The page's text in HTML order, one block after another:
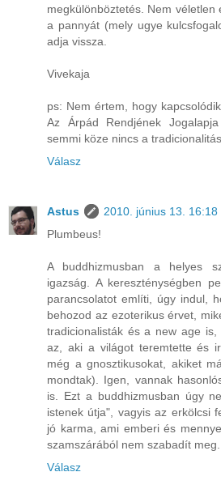
megkülönböztetés. Nem
a pannyát (mely ugye
adja vissza.
Vivekaja
ps: Nem értem, hogy
Az Árpád Rendjének
semmi köze nincs a
Válasz
Astus
2010. június 13. 16:18
Plumbeus!
A buddhizmusban a helyes
igazság. A kereszténységben
parancsolatot említi, úgy indul,
behozod az ezoterikus érvet,
tradicionalisták és a new age
az, aki a világot teremtette és
még a gnosztikusokat, akiket
mondtak). Igen, vannak
is. Ezt a buddhizmusban úgy
istenek útja", vagyis az erkölcsi
jó karma, ami emberi és
szamszárából nem szabadít meg.
Válasz